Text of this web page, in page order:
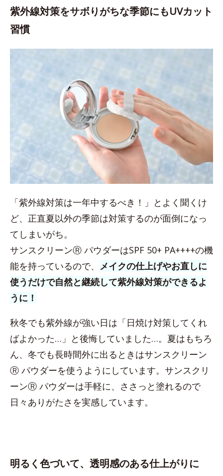
紫外線対策をサボりがちな季節にもUVカット
習慣
「紫外線対策は一年中するべき！」とよく聞くけ
ど、正直夏以外の季節は対策するのが面倒になっ
てしまいがち。
サンスクリーンⓇ パウダーはSPF 50+ PA++++の機
能を持っているので、 メイクの仕上げやお直しに
使うだけで自然と継続して紫外線対策ができるよ
うに！
秋冬でも紫外線が強い日は「日焼け対策してくれ
ばよかった…」と後悔していました…。夏はもちろ
ん、冬でも長時間外に出るときはサンスクリーン
Ⓡ パウダーを使うようにしています。サンスクリ
ーンⓇ パウダーは手軽に、ささっと塗れるので
日々ありがたさを実感しています。
明るく色づいて、透明感のある仕上がりに